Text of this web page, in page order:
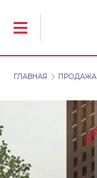
ГЛАВНАЯ ПРОДАЖА